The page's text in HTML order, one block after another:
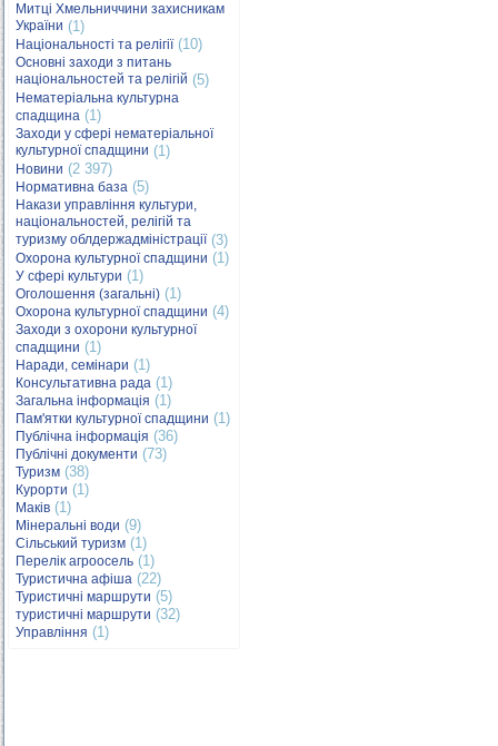
Митці Хмельниччини захисникам
України (1)
Національності та релігії(10)
Основні заходи з питань
національностей та релігій (5)
Нематеріальна культурна
спадщина (1)
Заходи у сфері нематеріальної
культурної спадщини (1)
Новини (2 397)
Нормативна база (5)
Накази управління культури,
національностей, релігій та
туризму облдержадміністрації(3)
Охорона культурної спадщини (1)
У сфері культури (1)
Оголошення (загальні) (1)
Охорона культурної спадщини (4)
Заходи з охорони культурної
спадщини (1)
Наради, семінари (1)
Консультативна рада (1)
Загальна інформація (1)
Пам'ятки культурної спадщини (1)
Публічна інформація (36)
Публічні документи (73)
Туризм (38)
Курорти (1)
Маків (1)
Мінеральні води (9)
Сільський туризм (1)
Перелік агроосель (1)
Туристична афіша (22)
Туристичні маршрути (5)
туристичні маршрути (32)
Управління (1)